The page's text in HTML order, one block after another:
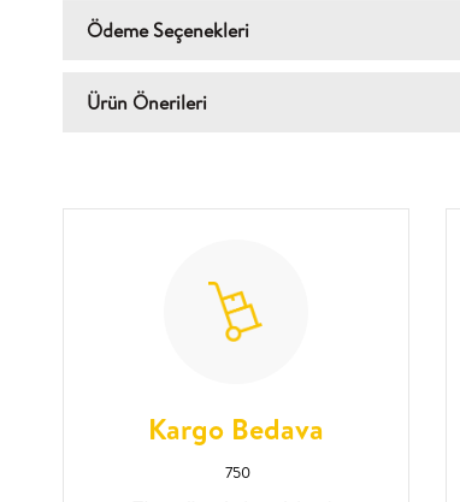
Ödeme Seçenekleri
Ürün Önerileri
Kargo Bedava
750